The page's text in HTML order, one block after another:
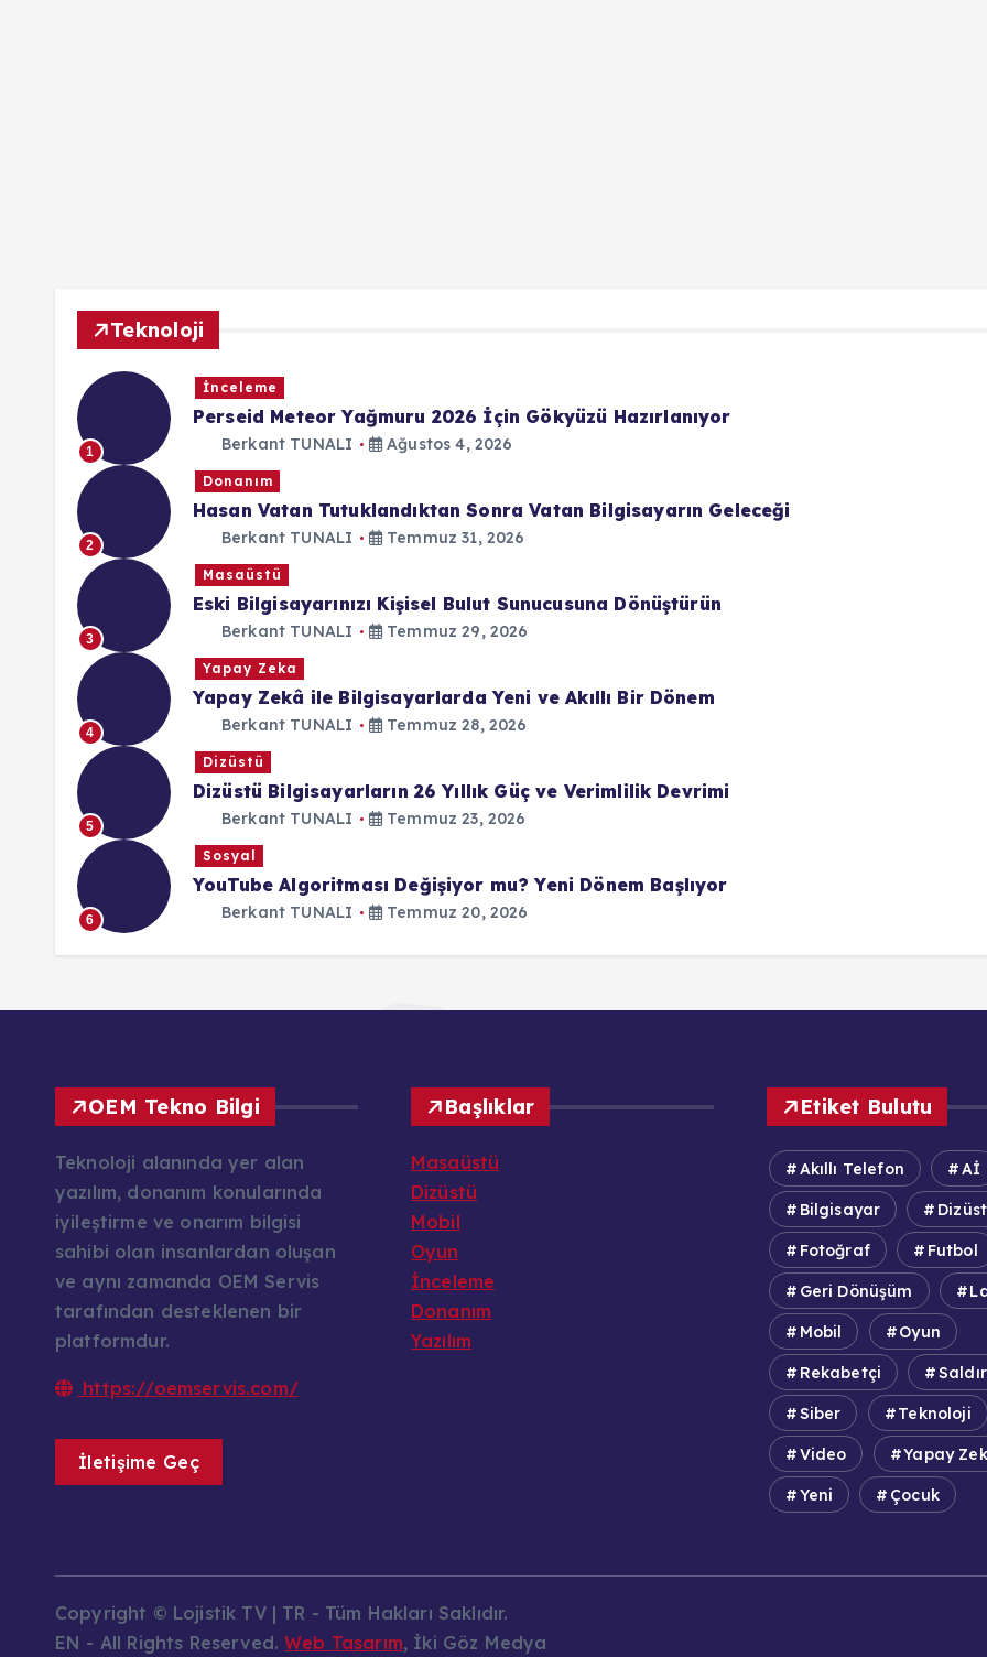
Teknoloji
1
İnceleme
Perseid Meteor Yağmuru 2026 İçin Gökyüzü Hazırlanıyor
Berkant TUNALI Ağustos 4, 2026
2
Donanım
Hasan Vatan Tutuklandıktan Sonra Vatan Bilgisayarın Geleceği
Berkant TUNALI Temmuz 31, 2026
3
Masaüstü
Eski Bilgisayarınızı Kişisel Bulut Sunucusuna Dönüştürün
Berkant TUNALI Temmuz 29, 2026
4
Yapay Zeka
Yapay Zekâ ile Bilgisayarlarda Yeni ve Akıllı Bir Dönem
Berkant TUNALI Temmuz 28, 2026
5
Dizüstü
Dizüstü Bilgisayarların 26 Yıllık Güç ve Verimlilik Devrimi
Berkant TUNALI Temmuz 23, 2026
6
Sosyal
YouTube Algoritması Değişiyor mu? Yeni Dönem Başlıyor
Berkant TUNALI Temmuz 20, 2026
OEM Tekno Bilgi
Teknoloji alanında yer alan
yazılım, donanım konularında
iyileştirme ve onarım bilgisi
sahibi olan insanlardan oluşan
ve aynı zamanda OEM Servis
tarafından desteklenen bir
platformdur.
https://oemservis.com/
İletişime Geç
Başlıklar
Masaüstü
Dizüstü
Mobil
Oyun
İnceleme
Donanım
Yazılım
Etiket Bulutu
Akıllı Telefon Aİ
Bilgisayar
Fotoğraf Futbol
Geri Dönüşüm
Mobil Oyun
Rekabetçi
Siber Teknoloji
Video Yapay
Yeni Çocuk
Copyright © Lojistik TV | TR - Tüm Hakları Saklıdır.
EN - All Rights Reserved.Web Tasarım, İki Göz Medya